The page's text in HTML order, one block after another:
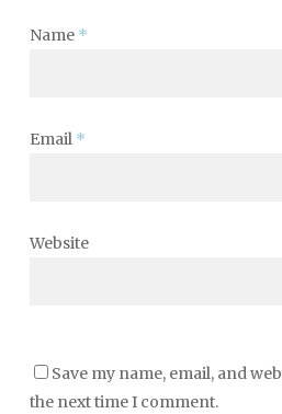
Name *
Email *
Website
Save my name, email, and
the next time I comment.